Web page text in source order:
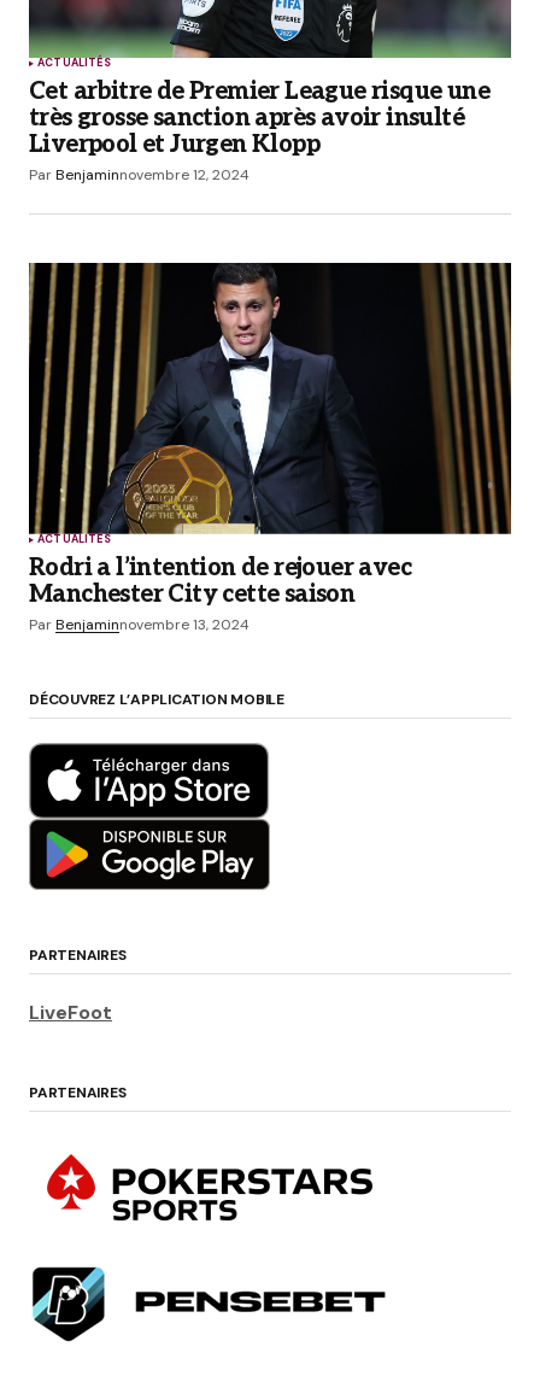
ACTUALITÉS
Cet arbitre de Premier League risque une
très grosse sanction après avoir insulté
Liverpool et Jurgen Klopp
ParBenjaminnovembre 12, 2024
ACTUALITÉS
Rodri a l’intention de rejouer avec
Manchester City cette saison
ParBenjaminnovembre 13, 2024
DÉCOUVREZ L’APPLICATION MOBILE
PARTENAIRES
LiveFoot
PARTENAIRES